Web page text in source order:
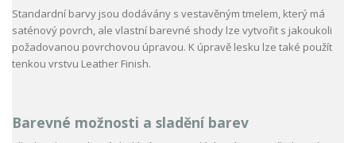
Standardní barvy jsou dodávány s vestavěným tmelem, který má
saténový povrch, ale vlastní barevné shody lze vytvořit s jakoukoli
požadovanou povrchovou úpravou. K úpravě lesku lze také použít
tenkou vrstvu Leather Finish.
Barevné možnosti a sladění barev